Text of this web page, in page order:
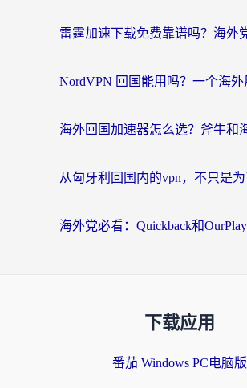
下载应用
番茄 Windows PC电脑版